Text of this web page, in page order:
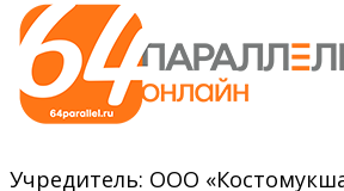
Учредитель: ООО